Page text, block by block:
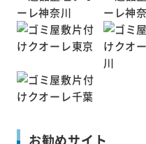
お勧めサイト